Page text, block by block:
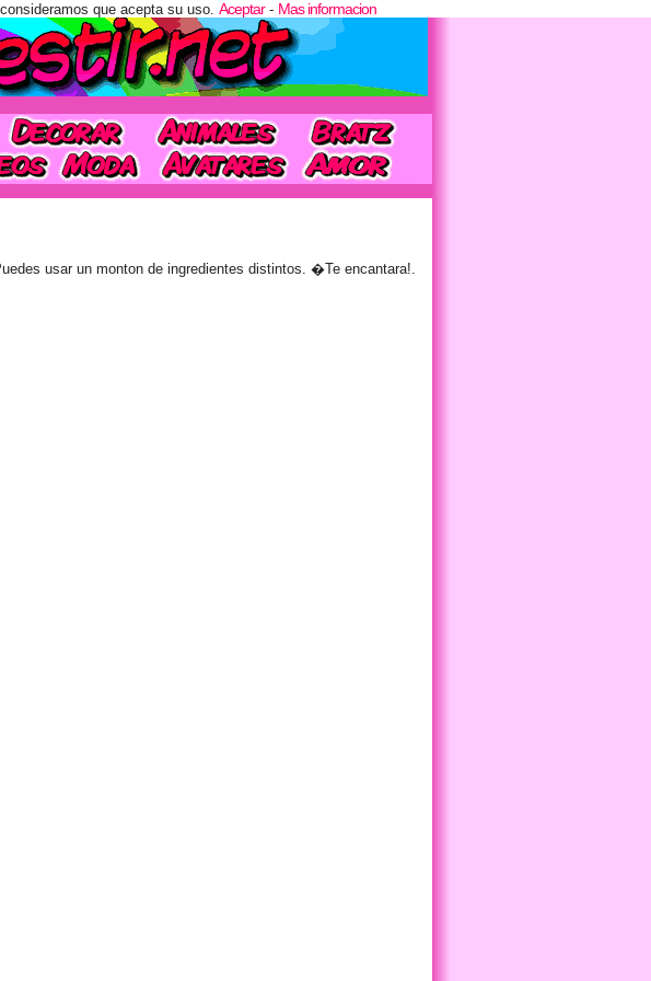
usar un monton de ingredientes distintos. �Te encantara!.
que acepta su uso. Aceptar- Mas informacion